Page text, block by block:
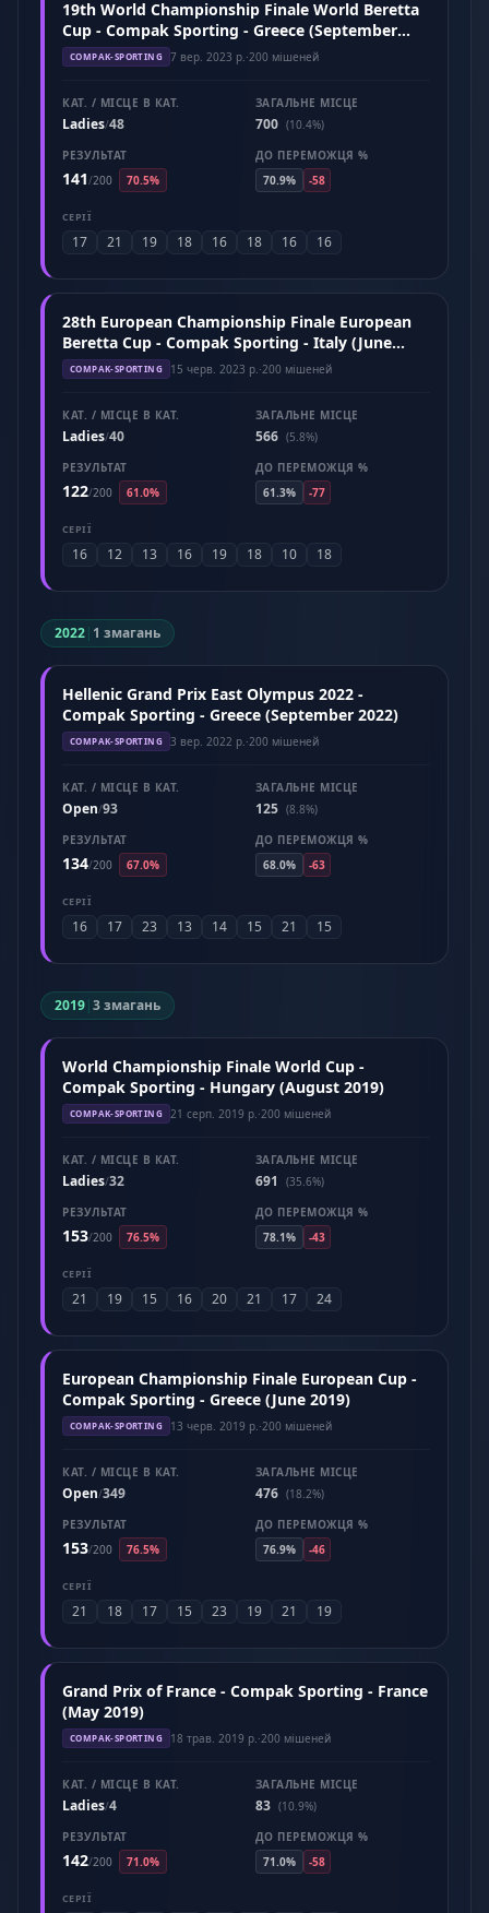
19th World Championship Finale World Beretta
Cup - Compak Sporting - Greece (September
2023)
COMPAK-SPORTING 7 вер. 2023 р. ·200 мішеней
КАТ. / МІСЦЕ В КАТ.
Ladies/48
ЗАГАЛЬНЕ МІСЦЕ
700 (10.4%)
РЕЗУЛЬТАТ
141/200 70.5%
ДО ПЕРЕМОЖЦЯ %
70.9%
-58
СЕРІЇ
17 21 19 18 16 18 16 16
28th European Championship Finale European
Beretta Cup - Compak Sporting - Italy (June
2023)
COMPAK-SPORTING 15 черв. 2023 р. ·200 мішеней
КАТ. / МІСЦЕ В КАТ.
Ladies/40
ЗАГАЛЬНЕ МІСЦЕ
566 (5.8%)
РЕЗУЛЬТАТ
122/200 61.0%
ДО ПЕРЕМОЖЦЯ %
61.3%
-77
СЕРІЇ
16 12 13 16 19 18 10 18
2022| 1 змагань
Hellenic Grand Prix East Olympus 2022 -
Compak Sporting - Greece (September 2022)
COMPAK-SPORTING 3 вер. 2022 р. ·200 мішеней
КАТ. / МІСЦЕ В КАТ.
Open/93
ЗАГАЛЬНЕ МІСЦЕ
125 (8.8%)
РЕЗУЛЬТАТ
134/200 67.0%
ДО ПЕРЕМОЖЦЯ %
68.0%
-63
СЕРІЇ
16 17 23 13 14 15 21 15
2019|3 змагань
World Championship Finale World Cup -
Compak Sporting - Hungary (August 2019)
COMPAK-SPORTING 21 серп. 2019 р. ·200 мішеней
КАТ. / МІСЦЕ В КАТ.
Ladies/32
ЗАГАЛЬНЕ МІСЦЕ
691
(35.6%)
РЕЗУЛЬТАТ
153/200 76.5%
ДО ПЕРЕМОЖЦЯ %
78.1%
-43
СЕРІЇ
21 19 15 16 20 21 17 24
European Championship Finale European Cup -
Compak Sporting - Greece (June 2019)
COMPAK-SPORTING 13 черв. 2019 р. ·200 мішеней
КАТ. / МІСЦЕ В КАТ.
Open/349
ЗАГАЛЬНЕ МІСЦЕ
476 (18.2%)
РЕЗУЛЬТАТ
153/200 76.5%
ДО ПЕРЕМОЖЦЯ %
76.9%
-46
СЕРІЇ
21 18 17 15 23 19 21 19
Grand Prix of France - Compak Sporting - France
(May 2019)
COMPAK-SPORTING 18 трав. 2019 р. ·200 мішеней
КАТ. / МІСЦЕ В КАТ.
Ladies/4
ЗАГАЛЬНЕ МІСЦЕ
83 (10.9%)
РЕЗУЛЬТАТ
142/200 71.0%
ДО ПЕРЕМОЖЦЯ %
71.0%
-58
СЕРІЇ